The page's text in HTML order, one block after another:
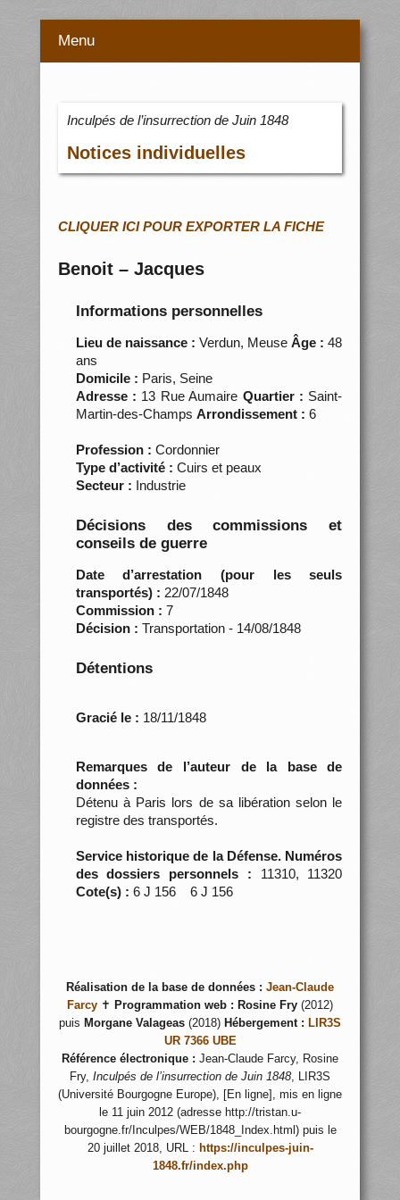
Menu
Inculpés de l’insurrection de Juin 1848
Notices individuelles
CLIQUER ICI POUR EXPORTER LA FICHE
Benoit – Jacques
Informations personnelles
Lieu de naissance : Verdun, Meuse Âge : 48
ans
Domicile : Paris, Seine
Adresse : 13 Rue Aumaire Quartier : Saint-
Martin-des-Champs Arrondissement : 6
Profession : Cordonnier
Type d’activité : Cuirs et peaux
Secteur : Industrie
Décisions des commissions et
conseils de guerre
Date d’arrestation (pour les seuls
transportés) : 22/07/1848
Commission : 7
Décision : Transportation - 14/08/1848
Détentions
Gracié le : 18/11/1848
Remarques de l’auteur de la base de
données :
Détenu à Paris lors de sa libération selon le
registre des transportés.
Service historique de la Défense. Numéros
des dossiers personnels : 11310, 11320
Cote(s) : 6 J 156 6 J 156
Réalisation de la base de données : Jean-Claude
Farcy ✝ Programmation web : Rosine Fry (2012)
puis Morgane Valageas (2018) Hébergement : LIR3S
UR 7366 UBE
Référence électronique : Jean-Claude Farcy, Rosine
Fry, Inculpés de l’insurrection de Juin 1848, LIR3S
(Université Bourgogne Europe), [En ligne], mis en ligne
le 11 juin 2012 (adresse http://tristan.u-
bourgogne.fr/Inculpes/WEB/1848_Index.html) puis le
20 juillet 2018, URL : https://inculpes-juin-
1848.fr/index.php